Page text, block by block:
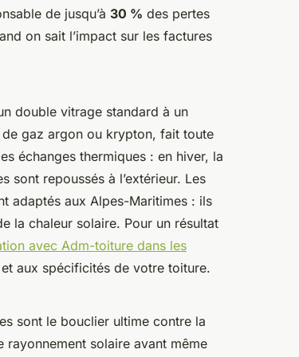
de jusqu’à 30 % des pertes
on sait l’impact sur les factures
double vitrage standard à un
gaz argon ou krypton, fait toute
échanges thermiques : en hiver, la
sont repoussés à l’extérieur. Les
adaptés aux Alpes-Maritimes : ils
la chaleur solaire. Pour un résultat
avec Adm-toiture dans les
aux spécificités de votre toiture.
sont le bouclier ultime contre la
rayonnement solaire avant même